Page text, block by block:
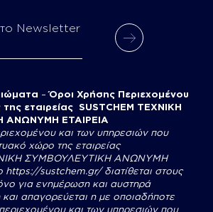
Newsletter
–Όροι Χρήσης Περιεχομένου
εταιρείας SUSTCHEM ΤΕΧΝΙΚΗ
ΑΝΩΝΥΜΗ ΕΤΑΙΡΕΙΑ
και των υπηρεσιών που
χώρο της εταιρείας
ΣΥΜΒΟΥΛΕΥΤΙΚΗ ΑΝΩΝΥΜΗ
https://sustchem.gr/διατίθεται στους
για ενημέρωση και αυστηρά
απαγορεύεται η με οποιαδήποτε
και των υπηρεσιών που